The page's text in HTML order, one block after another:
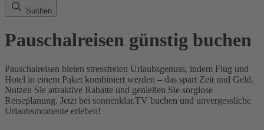
Suchen
Pauschalreisen günstig buchen
Pauschalreisen bieten stressfreien Urlaubsgenuss, indem Flug und
Hotel in einem Paket kombiniert werden – das spart Zeit und Geld.
Nutzen Sie attraktive Rabatte und genießen Sie sorglose
Reiseplanung. Jetzt bei sonnenklar.TV buchen und unvergessliche
Urlaubsmomente erleben!